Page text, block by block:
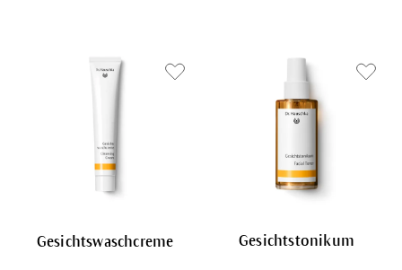
Gesichtswaschcreme Gesichtstonikum